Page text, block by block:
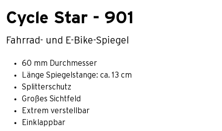
Cycle Star - 901
Fahrrad- und E-Bike-Spiegel
60 mm Durchmesser
Länge Spiegelstange: ca. 13 cm
Splitterschutz
Großes Sichtfeld
Extrem verstellbar
Einklappbar